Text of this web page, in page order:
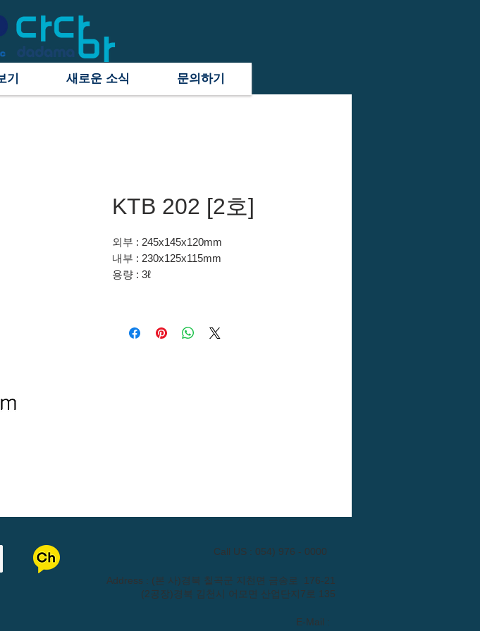
기 새로운 소식 문의하기
KTB 202 [2호]
외부 : 245x145x120mm
내부 : 230x125x115mm
용량 : 3ℓ
Call US : 054) 976 - 0000
​Address : (본 사)경북 칠곡군 지천면 금송로 176-21
(2공장)경북 김천시 어모면 산업단지7로 135
E-Mail :